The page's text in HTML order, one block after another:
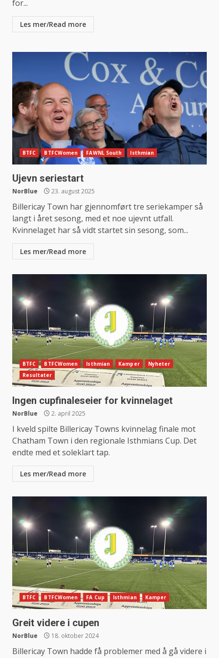
for...
Les mer/Read more
BTFC BTFCWomen FAWNL South Isthmian
Ujevn seriestart
NorBlue 23. august 2025
Billericay Town har gjennomført tre seriekamper så
langt i året sesong, med et noe ujevnt utfall.
Kvinnelaget har så vidt startet sin sesong, som...
Les mer/Read more
BTFC BTFCWomen Isthmian Kamper
Nyheter
Resultater
Ingen cupfinaleseier for kvinnelaget
NorBlue 2. april 2025
I kveld spilte Billericay Towns kvinnelag finale mot
Chatham Town i den regionale Isthmians Cup. Det
endte med et soleklart tap.
Les mer/Read more
BTFC BTFCWomen FA Cup Isthmian Kamper
Greit videre i cupen
NorBlue 18. oktober 2024
Billericay Town hadde få problemer med å gå videre i